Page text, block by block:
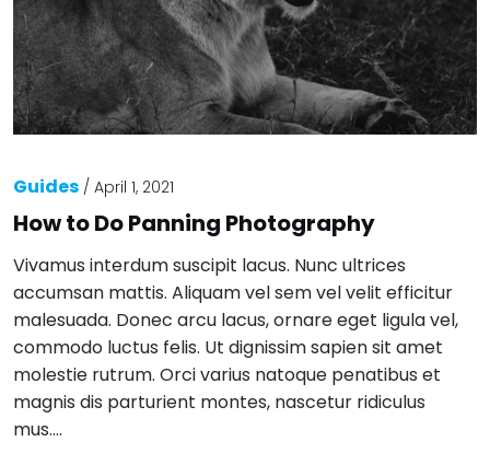
Guides / April 1, 2021
How to Do Panning Photography
Vivamus interdum suscipit lacus. Nunc ultrices
accumsan mattis. Aliquam vel sem vel velit efficitur
malesuada. Donec arcu lacus, ornare eget ligula vel,
commodo luctus felis. Ut dignissim sapien sit amet
molestie rutrum. Orci varius natoque penatibus et
magnis dis parturient montes, nascetur ridiculus
mus….